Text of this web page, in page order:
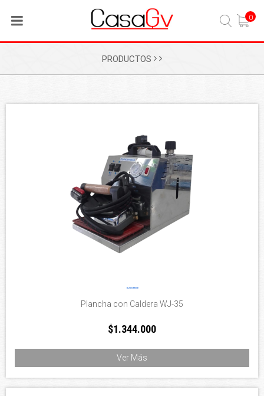
0
PRODUCTOS
Plancha con Caldera WJ-35
$1.344.000
Ver Más